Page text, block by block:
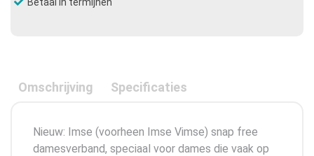
Omschrijving Specificaties
Nieuw: Imse (voorheen Imse Vimse) snap free
damesverband, speciaal voor dames die vaak op